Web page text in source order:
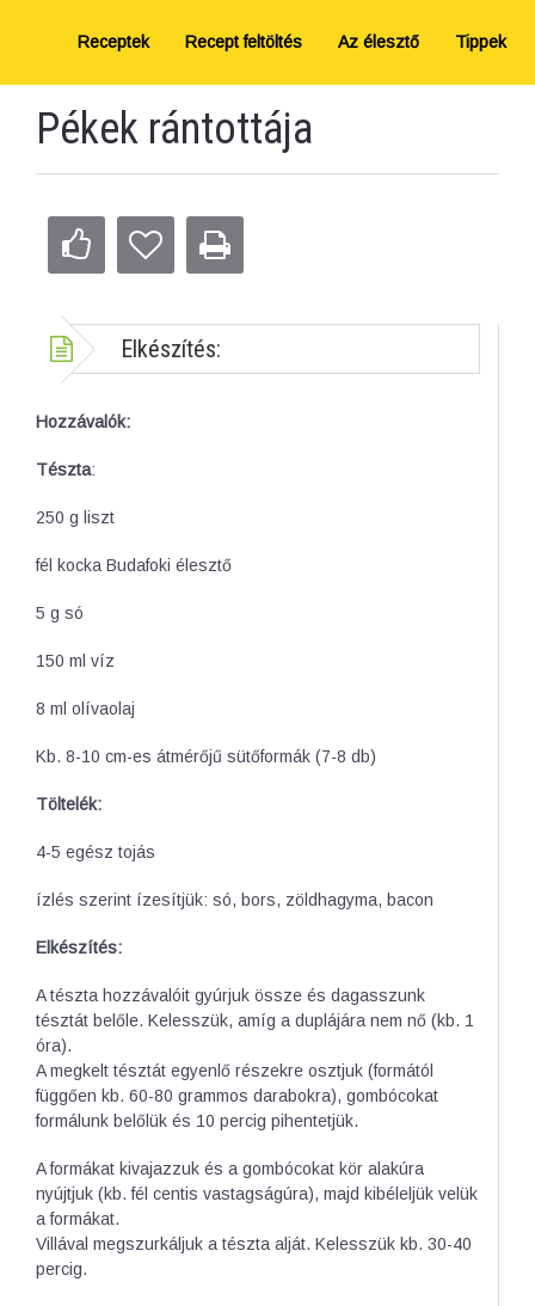
Receptek Recept feltöltés Az élesztő Tippek
Pékek rántottája
Elkészítés:
Hozzávalók:
Tészta:
250 g liszt
fél kocka Budafoki élesztő
5 g só
150 ml víz
8 ml olívaolaj
Kb. 8-10 cm-es átmérőjű sütőformák (7-8 db)
Töltelék:
4-5 egész tojás
ízlés szerint ízesítjük: só, bors, zöldhagyma, bacon
Elkészítés:
A tészta hozzávalóit gyúrjuk össze és dagasszunk
tésztát belőle. Kelesszük, amíg a duplájára nem nő (kb. 1
óra).
A megkelt tésztát egyenlő részekre osztjuk (formától
függően kb. 60-80 grammos darabokra), gombócokat
formálunk belőlük és 10 percig pihentetjük.
A formákat kivajazzuk és a gombócokat kör alakúra
nyújtjuk (kb. fél centis vastagságúra), majd kibéleljük velük
a formákat.
Villával megszurkáljuk a tészta alját. Kelesszük kb. 30-40
percig.